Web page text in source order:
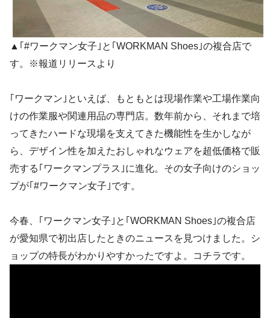
▲｢#ワークマン女子｣と｢WORKMAN Shoes｣の複合店で
す。※報道リリースより
｢ワークマン｣といえば、もともとは現場作業や工場作業向
けの作業服や関連用品の専門店。数年前から、それまで培
ってきたハードな現場を支えてきた機能性を生かしなが
ら、デザイン性を加えたおしゃれなウェアを超低価格で販
売する｢ワークマンプラス｣に進化。その女子向けのショッ
プが｢#ワークマン女子｣です。
今春、｢ワークマン女子｣と｢WORKMAN Shoes｣の複合店
が愛知県で初出店したときのニュースを見つけました。シ
ョップの特長がわかりやすかったですよ。コチラです。